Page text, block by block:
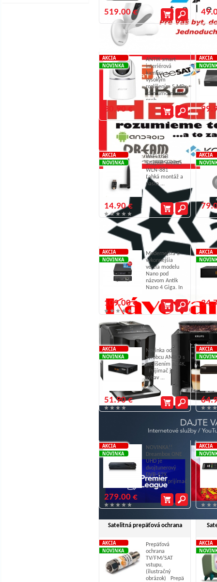
519.00 €
Antik Smart CAM ATK-SHC5Y2
AKCIA
NOVINKA
ANTIK smart
interiérová
kamera s
vysokým
rozlíšením 5 MPx
vám umožní mať
preh ...
30.90 €
AKCIA
AMIKO WLN-881
AKCIA
NOVINKA
WiFi USB
adaptér AMIKO
WLN-881
Ľahká montáž a
nasta ...
14.90 €
AKCIA
Antik Nano 4
AKCIA
NOVINKA
Modernejšia a
výkonnejšia
verzia modelu
Nano pod
názvom Antik
Nano 4 Giga. In
109.00 €
AKCIA
Amiko MINI 4K.UHD S2X
AKCIA
NOVINKA
Novinka od
výrobcu AMIKO s
rozlíšením až 4K.
Prijímač je
vybav ...
51.90 €
AKCIA
Dreambox ONE UHD 4K
AKCIA
NOVINKA
NOVINKA!!
Dreambox ONE
UHD je
dvojtunerový
DVB-S2X
satelitný prijímač
určený ...
279.00 €
AKCIA
Satelitná prepäťová ochrana
AKCIA
NOVINKA
Prepäťová
ochrana
TV/FM/SAT
vstupu,
(ilustračný
obrázok) Prepä
AKCIA